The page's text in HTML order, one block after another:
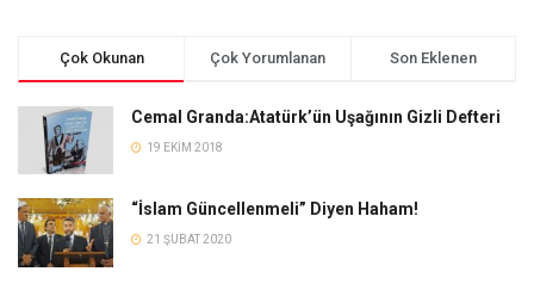
Çok Okunan Çok Yorumlanan Son Eklenen
Cemal Granda:Atatürk’ün Uşağının Gizli Defteri
19 EKIM 2018
“İslam Güncellenmeli” Diyen Haham!
21 ŞUBAT 2020